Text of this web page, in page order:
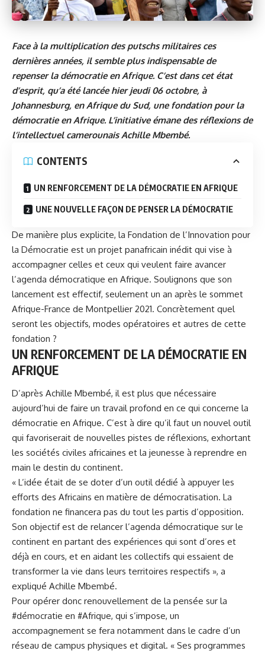
Face à la multiplication des putschs militaires ces
dernières années, il semble plus indispensable de
repenser la démocratie en Afrique. C’est dans cet état
d’esprit, qu’a été lancée hier jeudi 06 octobre, à
Johannesburg, en Afrique du Sud, une fondation pour la
démocratie en Afrique. L’initiative émane des réflexions de
l’intellectuel camerounais Achille Mbembé.
CONTENTS
UN RENFORCEMENT DE LA DÉMOCRATIE EN AFRIQUE
UNE NOUVELLE FAÇON DE PENSER LA DÉMOCRATIE
De manière plus explicite, la Fondation de l’Innovation pour
la Démocratie est un projet panafricain inédit qui vise à
accompagner celles et ceux qui veulent faire avancer
l’agenda démocratique en Afrique. Soulignons que son
lancement est effectif, seulement un an après le sommet
Afrique-France de Montpellier 2021. Concrètement quel
seront les objectifs, modes opératoires et autres de cette
fondation ?
UN RENFORCEMENT DE LA DÉMOCRATIE EN
AFRIQUE
D’après Achille Mbembé, il est plus que nécessaire
aujourd’hui de faire un travail profond en ce qui concerne la
démocratie en Afrique. C’est à dire qu’il faut un nouvel outil
qui favoriserait de nouvelles pistes de réflexions, exhortant
les sociétés civiles africaines et la jeunesse à reprendre en
main le destin du continent.
« L’idée était de se doter d’un outil dédié à appuyer les
efforts des Africains en matière de démocratisation. La
fondation ne financera pas du tout les partis d’opposition.
Son objectif est de relancer l’agenda démocratique sur le
continent en partant des expériences qui sont d’ores et
déjà en cours, et en aidant les collectifs qui essaient de
transformer la vie dans leurs territoires respectifs », a
expliqué Achille Mbembé.
Pour opérer donc renouvellement de la pensée sur la
#démocratie en #Afrique, qui s’impose, un
accompagnement se fera notamment dans le cadre d’un
réseau de campus physiques et digital. « Ses programmes